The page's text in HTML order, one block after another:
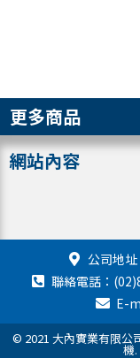
更多商品
網站內容
公司地
聯絡電話：
E-
© 2021 大內實業有限公
機